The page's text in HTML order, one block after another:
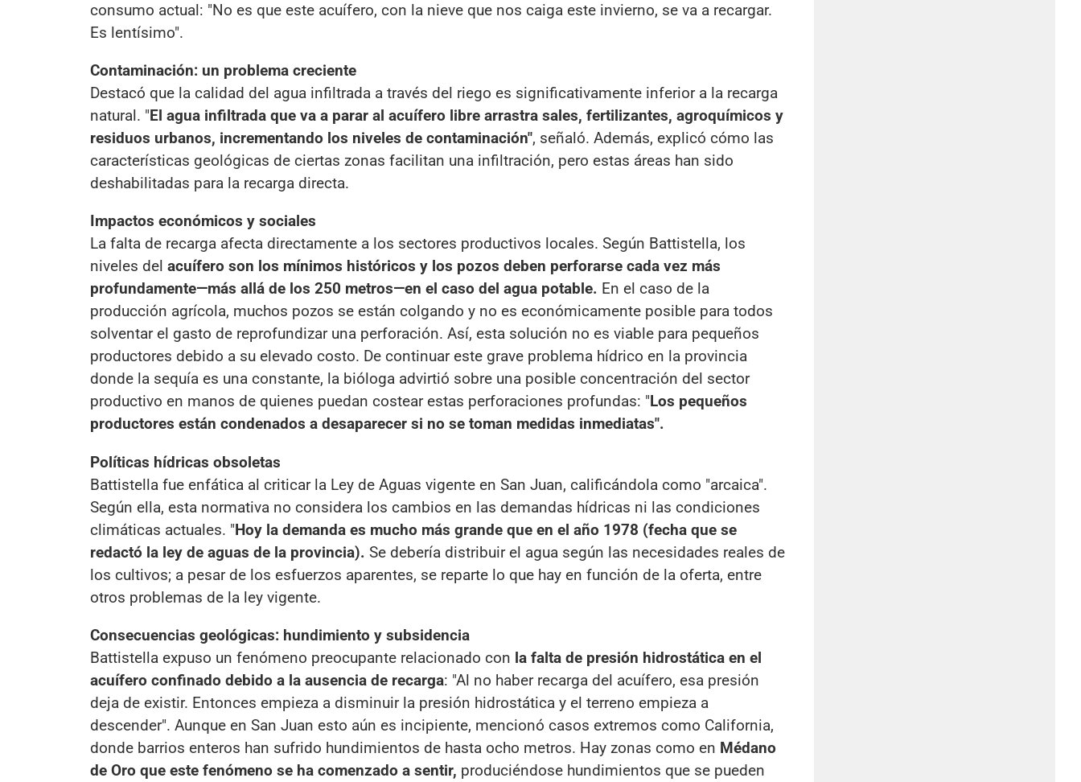
consumo actual: "No es que este acuífero, con la nieve que nos caiga este invierno, se va a recargar.
Es lentísimo".
Contaminación: un problema creciente
Destacó que la calidad del agua infiltrada a través del riego es significativamente inferior a la recarga
natural. "El agua infiltrada que va a parar al acuífero libre arrastra sales, fertilizantes, agroquímicos y
residuos urbanos, incrementando los niveles de contaminación", señaló. Además, explicó cómo las
características geológicas de ciertas zonas facilitan una infiltración, pero estas áreas han sido
deshabilitadas para la recarga directa.
Impactos económicos y sociales
La falta de recarga afecta directamente a los sectores productivos locales. Según Battistella, los
niveles del acuífero son los mínimos históricos y los pozos deben perforarse cada vez más
profundamente—más allá de los 250 metros—en el caso del agua potable. En el caso de la
producción agrícola, muchos pozos se están colgando y no es económicamente posible para todos
solventar el gasto de reprofundizar una perforación. Así, esta solución no es viable para pequeños
productores debido a su elevado costo. De continuar este grave problema hídrico en la provincia
donde la sequía es una constante, la bióloga advirtió sobre una posible concentración del sector
productivo en manos de quienes puedan costear estas perforaciones profundas: "Los pequeños
productores están condenados a desaparecer si no se toman medidas inmediatas".
Políticas hídricas obsoletas
Battistella fue enfática al criticar la Ley de Aguas vigente en San Juan, calificándola como "arcaica".
Según ella, esta normativa no considera los cambios en las demandas hídricas ni las condiciones
climáticas actuales. "Hoy la demanda es mucho más grande que en el año 1978 (fecha que se
redactó la ley de aguas de la provincia). Se debería distribuir el agua según las necesidades reales de
los cultivos; a pesar de los esfuerzos aparentes, se reparte lo que hay en función de la oferta, entre
otros problemas de la ley vigente.
Consecuencias geológicas: hundimiento y subsidencia
Battistella expuso un fenómeno preocupante relacionado con la falta de presión hidrostática en el
acuífero confinado debido a la ausencia de recarga: "Al no haber recarga del acuífero, esa presión
deja de existir. Entonces empieza a disminuir la presión hidrostática y el terreno empieza a
descender". Aunque en San Juan esto aún es incipiente, mencionó casos extremos como California,
donde barrios enteros han sufrido hundimientos de hasta ocho metros. Hay zonas como en Médano
de Oro que este fenómeno se ha comenzado a sentir, produciéndose hundimientos que se pueden